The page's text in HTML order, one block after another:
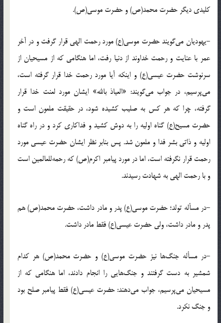
کلیدی دیگر حضرت محمد(ص) و حضرت موسی(ص).
-یهودیان می‌گویند حضرت موسی(ع) مورد رحمت الهی قرار گرفت و در آخر
عمر با عنایت و رحمت خداوند از دنیا رفت، اما هنگامی که از مسیحیان از
سرنوشت حضرت عیسی(ع) و ‌اینکه آیا مورد رحمت خدا قرار گرفته است،
می‌پرسیم، در جواب می‌گویند: «العیاذ بالله» ایشان مورد لعنت خدا قرار
گرفته، چرا که هر کس به صلیب کشیده شود، در حقیقت ملعون است و
حضرت مسیح(ع) گناه اولیه را به دوش کشید و فداکاری کرد و در راه گناه
اولیه و ذاتی بشر فدا و ملعون شد. پس بنابر نظر ایشان حضرت عیسی مورد
رحمت قرار نگرفته است، اما در مورد پیامبر اکرم(ص) که رحمه‌للعالمین است
و با رحمت الهی به شهادت رسیدند.
-در مسأله تولد؛ حضرت موسی(ع) پدر و مادر داشت، حضرت محمد(ص) هم
پدر و مادر داشت، ولی حضرت عیسی(ع) فقط مادر داشت.
-در مسأله جنگ‌ها نیز حضرت موسی(ع) و حضرت محمد(ص) هر کدام
شمشیر به دست گرفتند و جنگ‌هایی را انجام دادند، اما هنگامی که از
مسیحیان می‌پرسیم، جواب می‌دهند: حضرت عیسی(ع) فقط پیامبر صلح بود
و جنگ نکرد.